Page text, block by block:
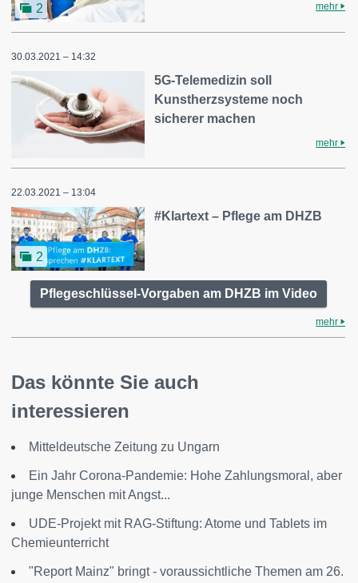
2 mehr
30.03.2021 – 14:32
5G-Telemedizin soll
Kunstherzsysteme noch
sicherer machen
mehr
22.03.2021 – 13:04
2
#Klartext – Pflege am DHZB
Pflegeschlüssel-Vorgaben am DHZB im Video
mehr
Das könnte Sie auch
interessieren
Mitteldeutsche Zeitung zu Ungarn
Ein Jahr Corona-Pandemie: Hohe Zahlungsmoral, aber
junge Menschen mit Angst...
UDE-Projekt mit RAG-Stiftung: Atome und Tablets im
Chemieunterricht
"Report Mainz" bringt - voraussichtliche Themen am 26.